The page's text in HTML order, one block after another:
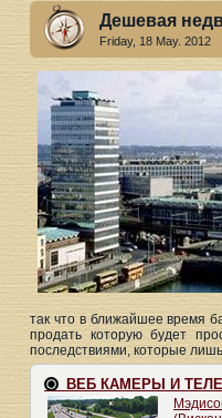
Дешевая
Friday, 18 May. 2012
так что в ближайшее время
продать которую будет
последствиями, которые